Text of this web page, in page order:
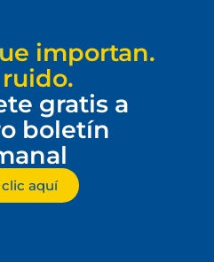
importan.
gratis a
boletín
clic aquí